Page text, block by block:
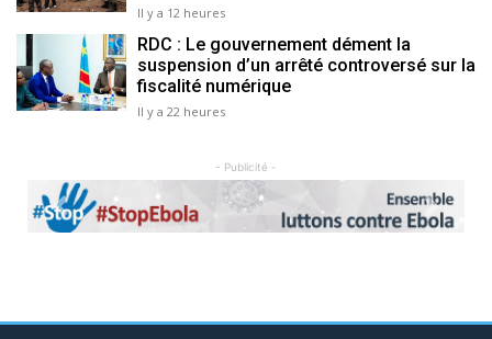
Il y a 12 heures
RDC : Le gouvernement dément la
suspension d’un arrêté controversé sur la
fiscalité numérique
Il y a 22 heures
- Publicité -
Previous Next